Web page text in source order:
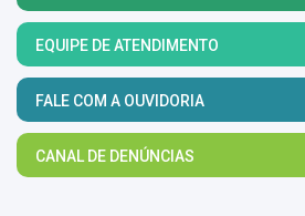
EQUIPE DE ATENDIMENTO
FALE COM A OUVIDORIA
CANAL DE DENÚNCIAS